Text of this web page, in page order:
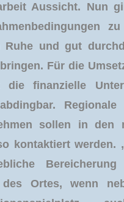
Aussicht. Nun
und gut
Für die
finanzielle
Regionale
sollen in den
kontaktiert werden.
Ortes, wenn